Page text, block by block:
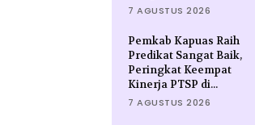
7 AGUSTUS 2026
Pemkab Kapuas Raih
Predikat Sangat Baik,
Peringkat Keempat
Kinerja PTSP di...
7 AGUSTUS 2026